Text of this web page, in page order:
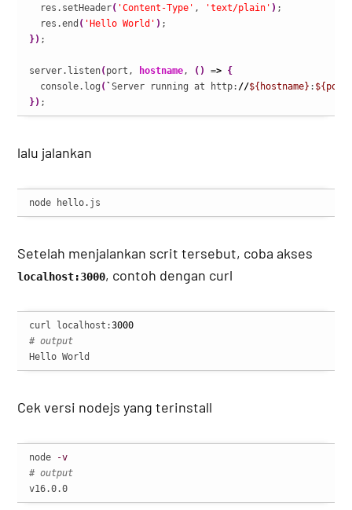
  res.setHeader
( 'Content-Type' , 'text/plain' ) ;
  res.end
( 'Hello World' )
}) ;
server.listen( port, hostname, ( ) => {
  console.log
( `Server running at http: //${hostname} :
}) ;
lalu jalankan
node hello.js
Setelah menjalankan scrit tersebut, coba akses
localhost:3000, contoh dengan curl
curl localhost:3000
# output
Hello World
Cek versi nodejs yang terinstall
node
-v
# output
v16.0.0